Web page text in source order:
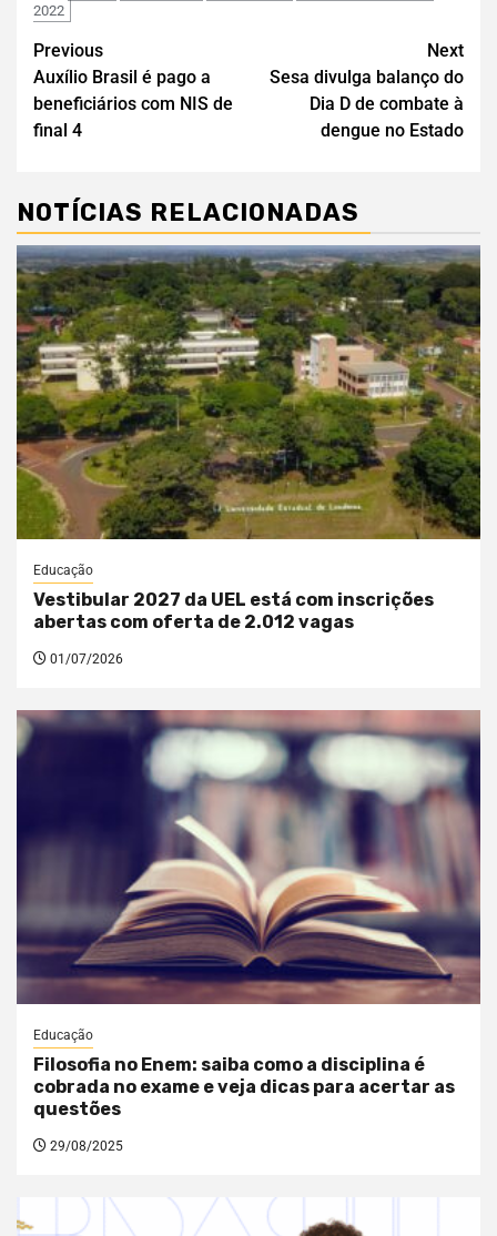
2022
Previous
Auxílio Brasil é pago a
beneficiários com NIS de
final 4
Next
Sesa divulga balanço do
Dia D de combate à
dengue no Estado
NOTÍCIAS RELACIONADAS
Educação
Vestibular 2027 da UEL está com inscrições
abertas com oferta de 2.012 vagas
01/07/2026
Educação
Filosofia no Enem: saiba como a disciplina é
cobrada no exame e veja dicas para acertar as
questões
29/08/2025